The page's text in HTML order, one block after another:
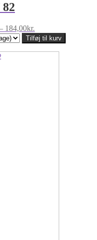
184,00kr.
144,00kr.
til
184,00kr.
Tilføj til kurv